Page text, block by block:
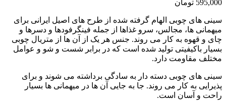
595,000 تومان
سینی های چوبی الهام گرفته شده از طرح های اصیل ایرانی برای
میهمانی ها، مجالس، سرو غذاها از جمله فینگرفودها و دسرها و
چای و قهوه به کار می روند. جنس هر یک از آن ها از متریال چوبی
بسیار باکیفیتی تولید شده است که در برابر شست و شو و عوامل
مختلف مقاومت دارد.
سینی های چوبی دسته دار به سادگی برداشته می شوند و برای
پذیرایی به کار می روند. جا به جایی آن ها در میهمانی ها بسیار
راحت و آسان است.